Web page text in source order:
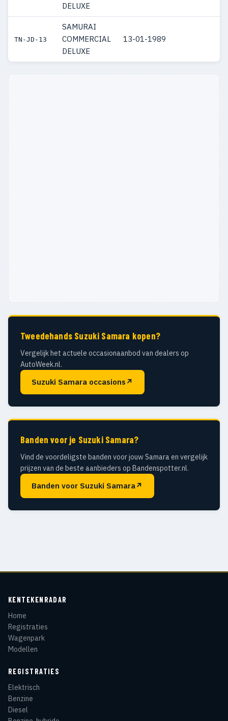
DELUXE
TN-JD-13
SAMURAI
COMMERCIAL
DELUXE
13-01-1989
Tweedehands Suzuki Samara kopen?
Vergelijk het actuele occasionaanbod van dealers op
AutoWeek.nl.
Suzuki Samara occasions ↗
Banden voor je Suzuki Samara?
Vind de voordeligste banden voor jouw Samara en vergelijk
prijzen van de beste aanbieders op Bandenspotter.nl.
Banden voor Suzuki Samara↗
KENTEKENRADAR
Home
Registraties
Wagenpark
Modellen
REGISTRATIES
Elektrisch
Benzine
Diesel